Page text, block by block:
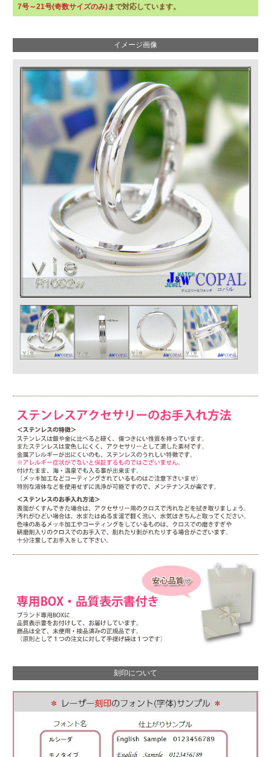
7号～21号(奇数サイズのみ)まで対応しています。
イメージ画像
刻印について